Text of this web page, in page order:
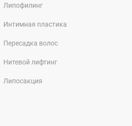
Липофилинг
Интимная пластика
Пересадка волос
Нитевой лифтинг
Липосакция